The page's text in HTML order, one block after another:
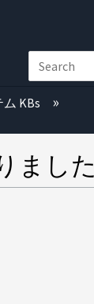
KBs
ました